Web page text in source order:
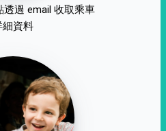
透過 email 收取乘車
細資料